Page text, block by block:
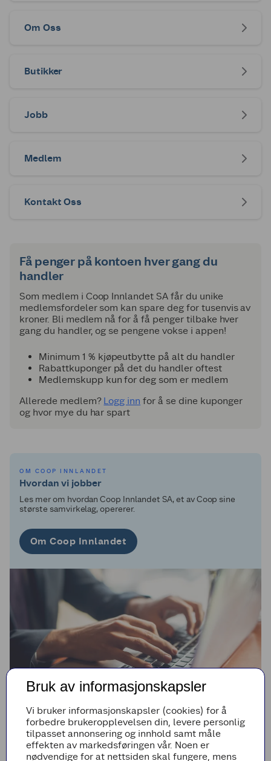
Om Oss
Butikker
Jobb
Medlem
Kontakt Oss
Få penger på kontoen hver gang du
handler
Som medlem i Coop Innlandet SA får du unike
medlemsfordeler som kan spare deg for tusenvis av
kroner. Bli medlem nå for å få penger tilbake hver
gang du handler, og se pengene vokse i appen!
Minimum 1 % kjøpeutbytte på alt du handler
Rabattkuponger på det du handler oftest
Medlemskupp kun for deg som er medlem
Allerede medlem? Logg inn for å se dine kuponger
og hvor mye du har spart
OM COOP INNLANDET
Hvordan vi jobber
Les mer om hvordan Coop Innlandet SA, et av Coop sine
største samvirkelag, opererer.
Om Coop Innlandet
MEDLEMSEID
Organisasjon
Bruk av informasjonskapsler
Vi bruker informasjonskapsler (cookies) for å
forbedre brukeropplevelsen din, levere personlig
tilpasset annonsering og innhold samt måle
effekten av markedsføringen vår. Noen er
nødvendige for at nettsiden skal fungere, mens